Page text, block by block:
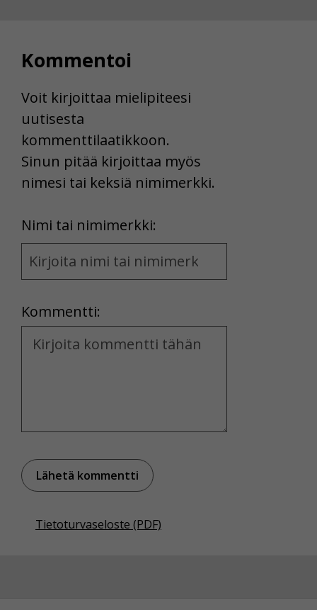
Kommentoi
Voit kirjoittaa mielipiteesi
uutisesta
kommenttilaatikkoon.
Sinun pitää kirjoittaa myös
nimesi tai keksiä nimimerkki.
Nimi tai nimimerkki:
Name
and
Kommentti:
Kommentti
Tietoturvaseloste (PDF)